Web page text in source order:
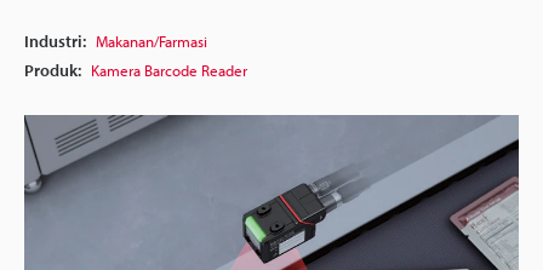
Industri: Makanan/Farmasi
Produk: Kamera Barcode Reader